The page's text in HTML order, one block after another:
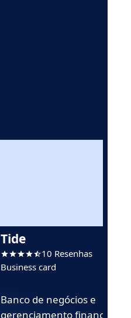
Tide
10 Resenhas
Business card
Banco de negócios e
gerenciamento financeiro